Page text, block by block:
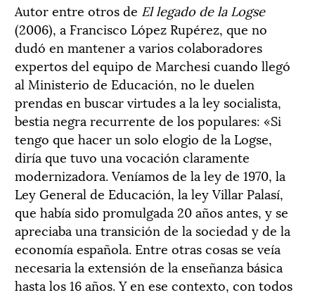
Autor entre otros de El legado de la Logse
(2006), a Francisco López Rupérez, que no
dudó en mantener a varios colaboradores
expertos del equipo de Marchesi cuando llegó
al Ministerio de Educación, no le duelen
prendas en buscar virtudes a la ley socialista,
bestia negra recurrente de los populares: «Si
tengo que hacer un solo elogio de la Logse,
diría que tuvo una vocación claramente
modernizadora. Veníamos de la ley de 1970, la
Ley General de Educación, la ley Villar Palasí,
que había sido promulgada 20 años antes, y se
apreciaba una transición de la sociedad y de la
economía española. Entre otras cosas se veía
necesaria la extensión de la enseñanza básica
hasta los 16 años. Y en ese contexto, con todos